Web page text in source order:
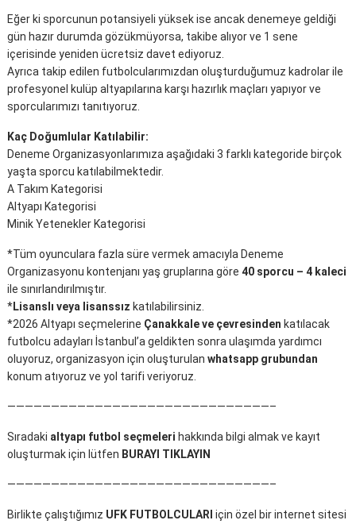
Eğer ki sporcunun potansiyeli yüksek ise ancak denemeye geldiği
gün hazır durumda gözükmüyorsa, takibe alıyor ve 1 sene
içerisinde yeniden ücretsiz davet ediyoruz.
Ayrıca takip edilen futbolcularımızdan oluşturduğumuz kadrolar ile
profesyonel kulüp altyapılarına karşı hazırlık maçları yapıyor ve
sporcularımızı tanıtıyoruz.
Kaç Doğumlular Katılabilir:
Deneme Organizasyonlarımıza aşağıdaki 3 farklı kategoride birçok
yaşta sporcu katılabilmektedir.
A Takım Kategorisi
Altyapı Kategorisi
Minik Yetenekler Kategorisi
*Tüm oyunculara fazla süre vermek amacıyla Deneme
Organizasyonu kontenjanı yaş gruplarına göre40 sporcu – 4 kaleci
ile sınırlandırılmıştır.
*Lisanslı veya lisanssız katılabilirsiniz.
*2026 Altyapı seçmelerine Çanakkale ve çevresinden katılacak
futbolcu adayları İstanbul’a geldikten sonra ulaşımda yardımcı
oluyoruz, organizasyon için oluşturulanwhatsapp grubundan
konum atıyoruz ve yol tarifi veriyoruz.
——————————————————————————————–
Sıradaki altyapı futbol seçmeleri hakkında bilgi almak ve kayıt
oluşturmak için lütfen BURAYI TIKLAYIN
——————————————————————————————–
Birlikte çalıştığımız UFK FUTBOLCULARI için özel bir internet sitesi